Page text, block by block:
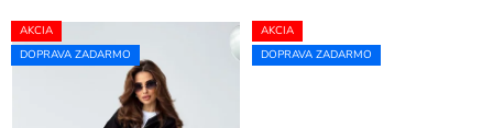
AKCIA
DOPRAVA ZADARMO
AKCIA
DOPRAVA ZADARMO